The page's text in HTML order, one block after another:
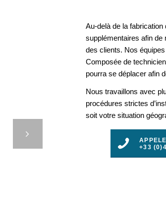
Au-delà de la
supplémentaires afin de
des clients. Nos
Composée de
pourra se déplacer afin
Nous travaillons avec
procédures strictes
soit votre situation
+33